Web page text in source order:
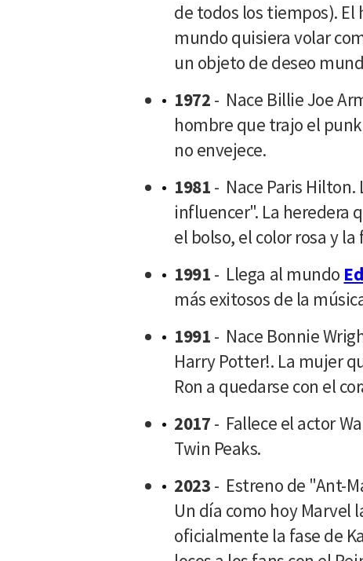
de todos los tiempos).
mundo quisiera volar
un objeto de deseo
1972 - Nace Billie Joe
hombre que trajo el
no envejece.
1981 - Nace Paris
influencer". La heredera
el bolso, el color rosa y la
1991 - Llega al mundo
más exitosos de la
1991 - Nace Bonnie
Harry Potter!. La mujer
Ron a quedarse con el
2017 - Fallece el actor
Twin Peaks.
2023 - Estreno de "Ant-
Un día como hoy Marvel
oficialmente la fase de